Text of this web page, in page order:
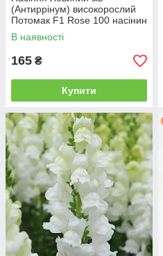
(Антиррінум) високорослий
Потомак F1 Rose 100 насінин
Pan American
В наявності
165 ₴
Купити